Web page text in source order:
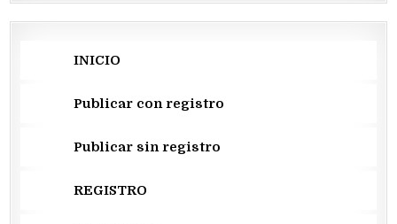
INICIO
Publicar con registro
Publicar sin registro
REGISTRO